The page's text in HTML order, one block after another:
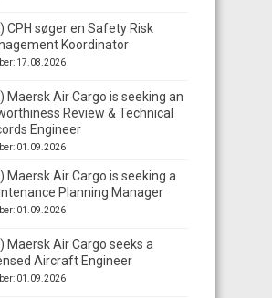
CPH søger en Safety Risk
Koordinator
17.08.2026
Maersk Air Cargo is seeking an
Review & Technical
Engineer
01.09.2026
Maersk Air Cargo is seeking a
Planning Manager
01.09.2026
Maersk Air Cargo seeks a
Aircraft Engineer
01.09.2026